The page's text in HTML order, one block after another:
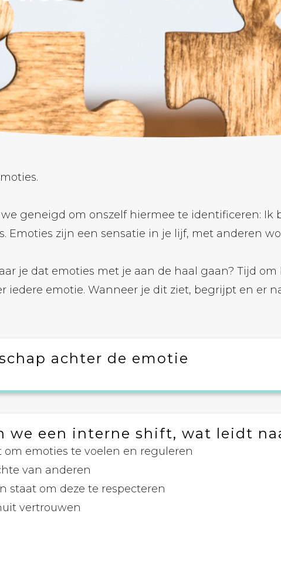
geneigd om onszelf hiermee te identificeren: Ik
Emoties zijn een sensatie in je lijf, met anderen
je dat emoties met je aan de haal gaan? Tijd
iedere emotie. Wanneer je dit ziet, begrijpt en er
achter de emotie
we een interne shift, wat leidt
emoties te voelen en reguleren
van anderen
staat om deze te respecteren
vertrouwen